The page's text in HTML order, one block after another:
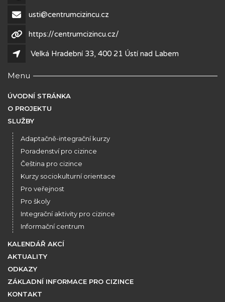
usti@centrumcizincu.cz
https://centrumcizincu.cz/
Velká Hradební 33, 400 21 Ústí nad Labem
Menu
ÚVODNÍ STRÁNKA
O PROJEKTU
SLUŽBY
Adaptačně-integrační kurzy
Poradenství pro cizince
Čeština pro cizince
Kurzy sociokulturní orientace
Pro veřejnost
Pro školy
Integrační aktivity pro cizince
Informační centrum
KALENDÁŘ AKCÍ
AKTUALITY
ODKAZY
ZÁKLADNÍ INFORMACE PRO CIZINCE
KONTAKT